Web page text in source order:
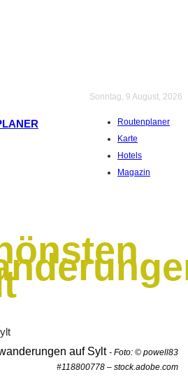
Sonntag, 9 August, 2026
Routenplaner
Karte
Hotels
Magazin
auf Sylt - Foto: © powell83
#118800778 – stock.adobe.com